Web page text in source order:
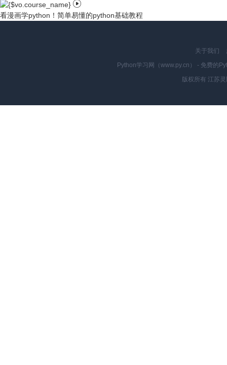

看漫画学python！简单易懂的python基础教程
关于我们
Python学习网（www.py.cn） - 免费的
版权所有 江苏